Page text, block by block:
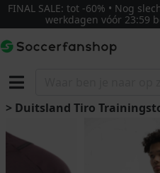
FINAL SALE: tot -60% • Nog
werkdagen vóór 23:59
> Duitsland Tiro